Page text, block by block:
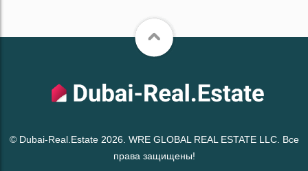
© Dubai-Real.Estate 2026. WRE GLOBAL REAL ESTATE LLC. Все
права защищены!